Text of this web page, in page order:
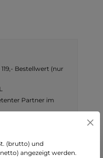
Bestellwert (nur
Partner im
(brutto) und
angezeigt werden.